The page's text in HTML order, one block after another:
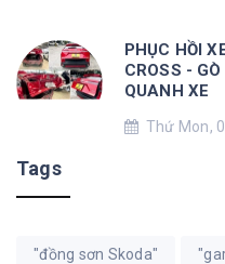
PHỤC HỒI
CROSS -
QUANH XE
Thứ Mon,
Tags
"đồng sơn Skoda"